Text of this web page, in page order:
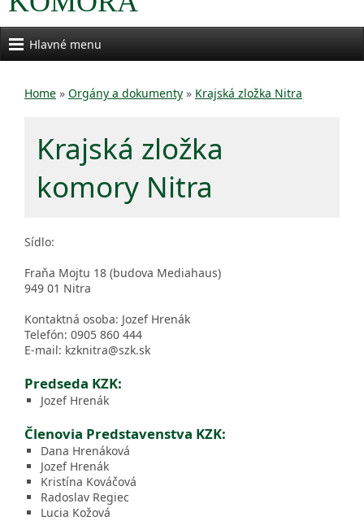
Hlavné menu
Home » Orgány a dokumenty » Krajská zložka Nitra
Krajská zložka
komory Nitra
Sídlo:
Fraňa Mojtu 18 (budova Mediahaus)
949 01 Nitra
Kontaktná osoba: Jozef Hrenák
Telefón: 0905 860 444
E-mail: kzknitra@szk.sk
Predseda KZK:
Jozef Hrenák
Členovia Predstavenstva KZK:
Dana Hrenáková
Jozef Hrenák
Kristína Kováčová
Radoslav Regiec
Lucia Kožová